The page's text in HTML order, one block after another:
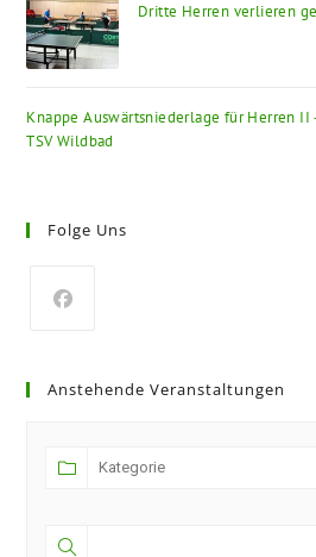
Dritte Herren verlieren
Knappe Auswärtsniederlage für Herren
TSV Wildbad
Folge Uns
Anstehende Veranstaltungen